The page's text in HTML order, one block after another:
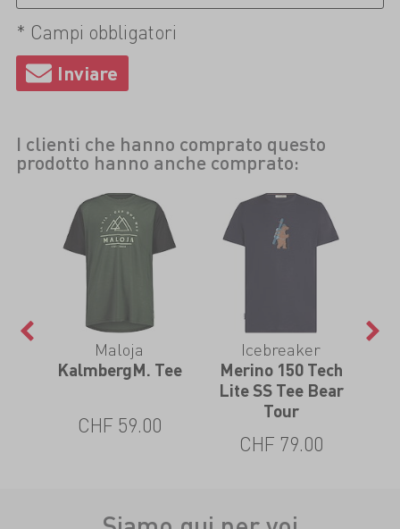
* Campi obbligatori
I clienti che hanno comprato questo
prodotto hanno anche comprato:
Maloja
KalmbergM. Tee
CHF 59.00
Icebreaker
Merino 150 Tech
Lite SS Tee Bear
Tour
CHF 79.00